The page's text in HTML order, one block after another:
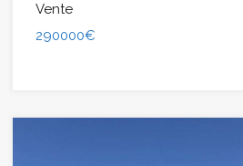
Vente
290000€